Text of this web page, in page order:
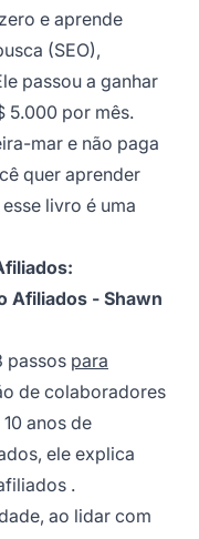
e aprende
(SEO),
passou a ganhar
5.000 por mês.
mar e não paga
quer aprender
livro é uma
Afiliados - Shawn
passos para
de colaboradores
anos de
ele explica
.
ao lidar com